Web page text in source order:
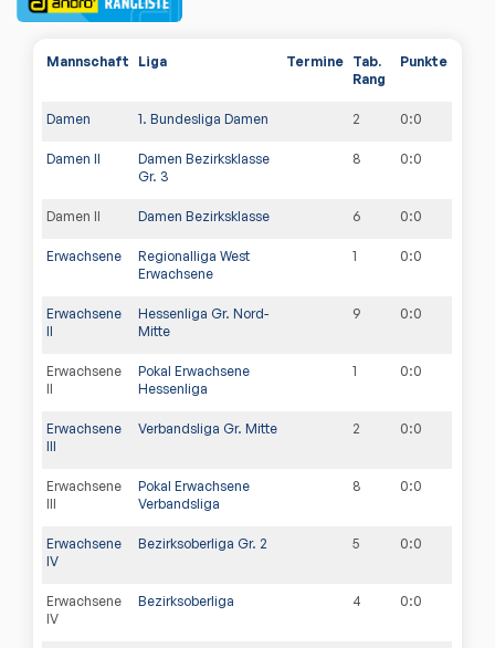
Mannschaft Liga Termine Tab.
Rang
Punkte
Damen 1. Bundesliga Damen 2 0:0
Damen II
Damen Bezirksklasse
Gr. 3
8 0:0
Damen II Damen Bezirksklasse 6 0:0
Erwachsene
Regionalliga West
Erwachsene
1 0:0
Erwachsene
II
Hessenliga Gr. Nord-
Mitte
9 0:0
Erwachsene
II
Pokal Erwachsene
Hessenliga
1 0:0
Erwachsene
III
Verbandsliga Gr. Mitte 2 0:0
Erwachsene
III
Pokal Erwachsene
Verbandsliga
8 0:0
Erwachsene
IV
Bezirksoberliga Gr. 2 5 0:0
Erwachsene
IV
Bezirksoberliga 4 0:0